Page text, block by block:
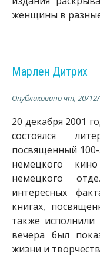
женщины в
Марлен Дитрих
Опубликовано чт, 20/
20 декабря 2001
состоялся
посвященный
немецкого
немецкого
интересных
книгах,
также
вечера был
жизни и